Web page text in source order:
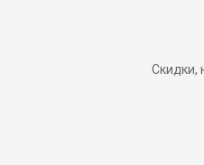
Скидки,